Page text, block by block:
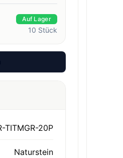
Auf Lager
10 Stück
TITMGR-20P
Naturstein